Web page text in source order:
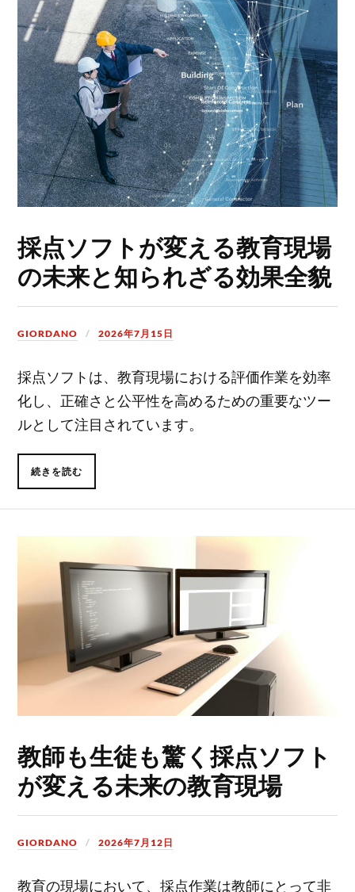
採点ソフトが変える教育現場
の未来と知られざる効果全貌
GIORDANO 2026年7月15日
採点ソフトは、教育現場における評価作業を効率
化し、正確さと公平性を高めるための重要なツー
ルとして注目されています。
続きを読む
教師も生徒も驚く採点ソフト
が変える未来の教育現場
GIORDANO 2026年7月12日
教育の現場において、採点作業は教師にとって非